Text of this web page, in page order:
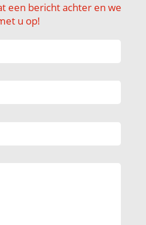
een bericht achter en we
u op!